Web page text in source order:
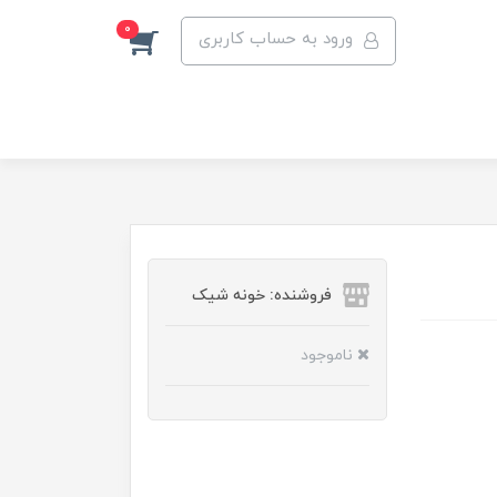
ورود به حساب کاربری 0
فروشنده: خونه شیک
ناموجود